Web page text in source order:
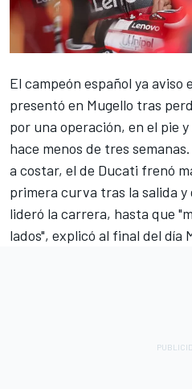
El campeón español ya aviso
presentó en Mugello tras
por una operación, en el pie
hace menos de tres
a costar, el de Ducati frenó
primera curva tras la salida
lideró la carrera, hasta que
lados", explicó al final del día